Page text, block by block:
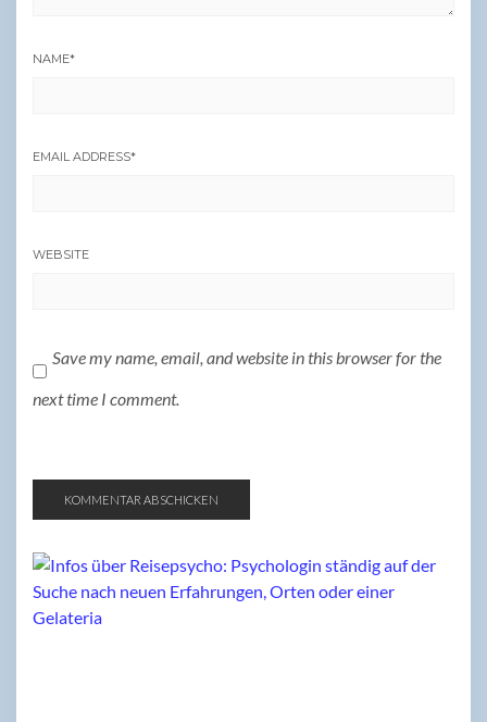
NAME*
EMAIL ADDRESS*
WEBSITE
Save my name, email, and website in this browser for the
next time I comment.